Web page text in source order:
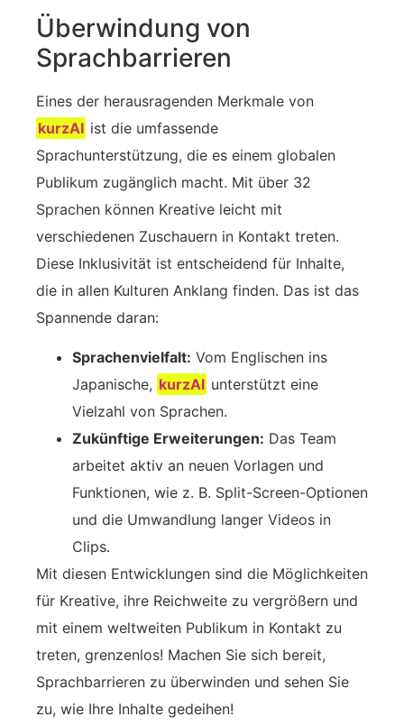
Überwindung von
Sprachbarrieren
Eines der herausragenden Merkmale von
kurzAI ist die umfassende
Sprachunterstützung, die es einem globalen
Publikum zugänglich macht. Mit über 32
Sprachen können Kreative leicht mit
verschiedenen Zuschauern in Kontakt treten.
Diese Inklusivität ist entscheidend für Inhalte,
die in allen Kulturen Anklang finden. Das ist das
Spannende daran:
Sprachenvielfalt: Vom Englischen ins
Japanische, kurzAI unterstützt eine
Vielzahl von Sprachen.
Zukünftige Erweiterungen: Das Team
arbeitet aktiv an neuen Vorlagen und
Funktionen, wie z. B. Split-Screen-Optionen
und die Umwandlung langer Videos in
Clips.
Mit diesen Entwicklungen sind die Möglichkeiten
für Kreative, ihre Reichweite zu vergrößern und
mit einem weltweiten Publikum in Kontakt zu
treten, grenzenlos! Machen Sie sich bereit,
Sprachbarrieren zu überwinden und sehen Sie
zu, wie Ihre Inhalte gedeihen!